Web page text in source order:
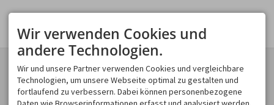
KONTAKT
Spirits of Nature GmbH
Moosweg 2
87545 Burgberg
GESCHÄFTSBEREICHE
Spirits of Nature
Allgäu Incentive
Wir verwenden Cookies und
andere Technologien.
Wir und unsere Partner verwenden Cookies und vergleichbare
Technologien, um unsere Webseite optimal zu gestalten und
fortlaufend zu verbessern. Dabei können personenbezogene